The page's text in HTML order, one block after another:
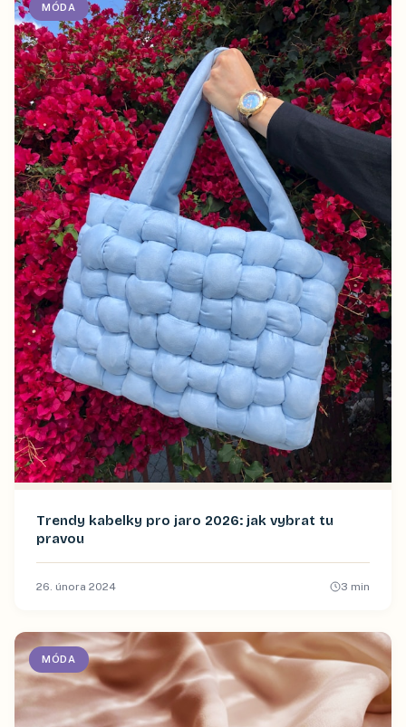
MÓDA
Trendy kabelky pro jaro 2026: jak vybrat tu
pravou
26. února 2024 3 min
MÓDA